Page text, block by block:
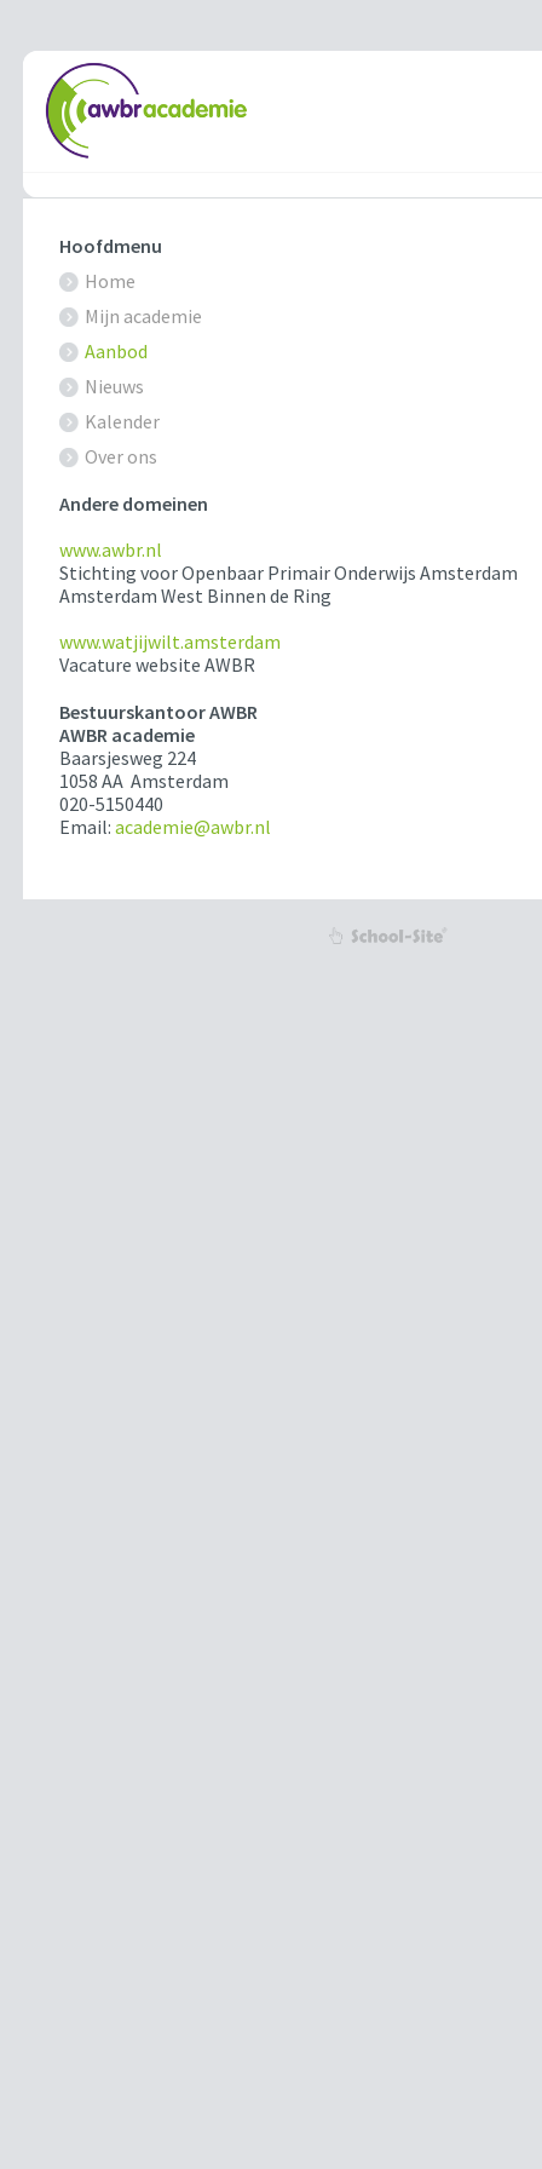
Hoofdmenu
Home
Mijn academie
Aanbod
Nieuws
Kalender
Over ons
Andere domeinen
www.awbr.nl
Stichting voor Openbaar Primair Onderwijs Amsterdam
Amsterdam West Binnen de Ring
www.watjijwilt.amsterdam
Vacature website AWBR
Bestuurskantoor AWBR
AWBR academie
Baarsjesweg 224
1058 AA Amsterdam
020-5150440
Email:academie@awbr.nl